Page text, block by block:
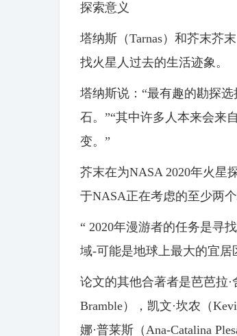
探索意义
塔纳斯（Tarnas）和芥末芥
找火星人过去的生活迹象。
塔纳斯说：“最有趣的勘探
石。”“其中许多人本来会来
变。”
芥末在为NASA 2020年火星
于NASA正在考虑的至少两
“ 2020年漫游者的任务是寻
域-可能是地球上最大的宜
论文的其他合著者是芭芭拉·
Bramble），凯文·坎农（
娜·普莱斯（Ana-Catalina